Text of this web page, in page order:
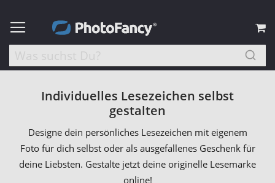
Individuelles Lesezeichen selbst
gestalten
Designe dein persönliches Lesezeichen mit eigenem
Foto für dich selbst oder als ausgefallenes Geschenk für
deine Liebsten. Gestalte jetzt deine originelle Lesemarke
online!